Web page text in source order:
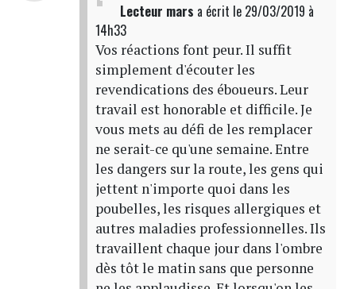
Lecteur mars a écrit le 29/03/2019 à
14h33
Vos réactions font peur. Il suffit
simplement d'écouter les
revendications des éboueurs. Leur
travail est honorable et difficile. Je
vous mets au défi de les remplacer
ne serait-ce qu'une semaine. Entre
les dangers sur la route, les gens qui
jettent n'importe quoi dans les
poubelles, les risques allergiques et
autres maladies professionnelles. Ils
travaillent chaque jour dans l'ombre
dès tôt le matin sans que personne